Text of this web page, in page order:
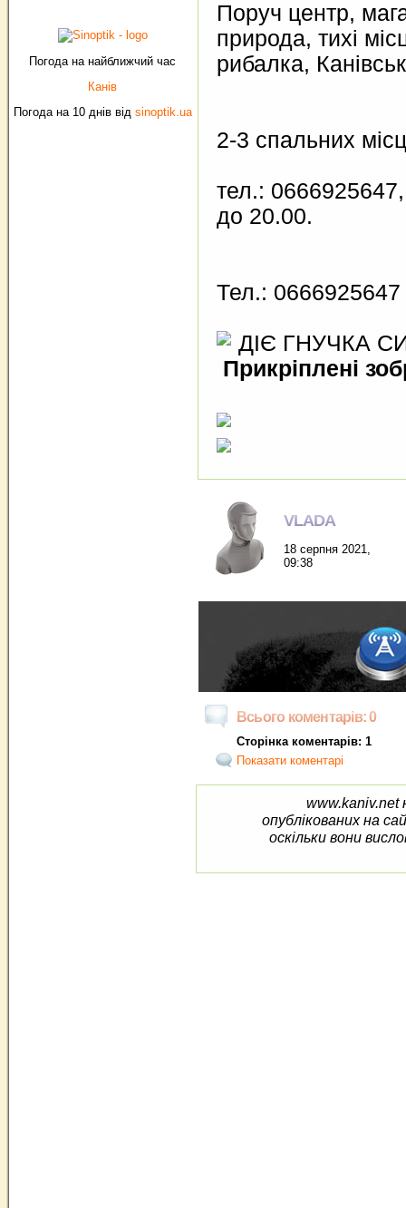
Погода на найближчий час
Канів
Погода на 10 днів від sinoptik.ua
Поруч центр,
природа, тихі
рибалка,
2-3 спальних
тел.:
до 20.00.
Тел.: 0666925647
ДІЄ ГНУЧКА
Прикріплені
VLADA
18 серпня 2021,
09:38
Всього коментарів: 0
Сторінка коментарів: 1
Показати коментарі
www.kaniv.net
опублікованих на
оскільки вони